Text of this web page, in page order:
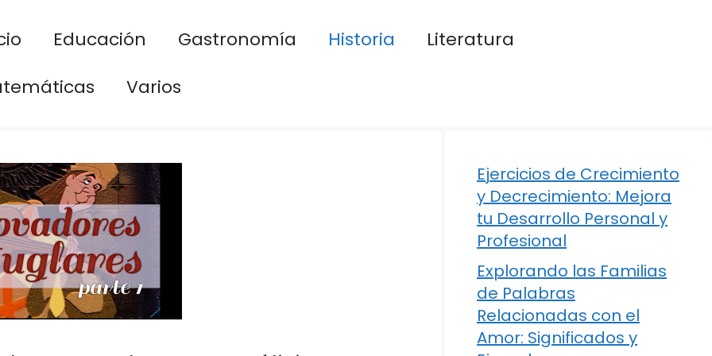
Educación Gastronomía Historia
Literatura
Varios
Ejercicios de Crecimiento
y Decrecimiento: Mejora
tu Desarrollo Personal y
Profesional
Explorando las Familias
de Palabras
Relacionadas con el
Amor: Significados y